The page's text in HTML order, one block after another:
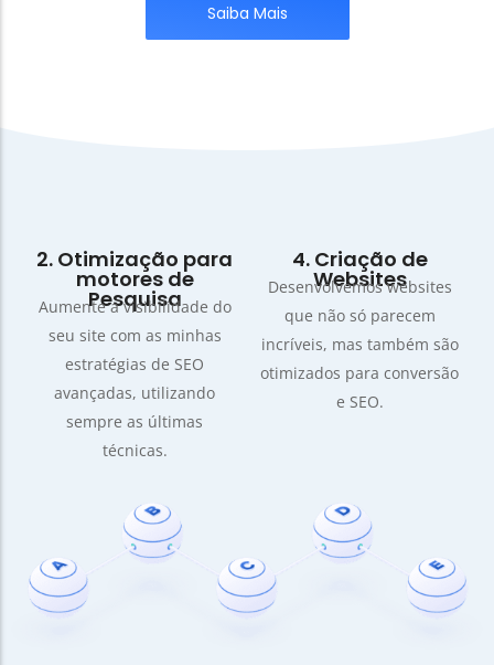
Saiba Mais
2. Otimização para
motores de
Pesquisa
Aumente a visibilidade do
seu site com as minhas
estratégias de SEO
avançadas, utilizando
sempre as últimas
técnicas.
4. Criação de
Websites
Desenvolvemos websites
que não só parecem
incríveis, mas também são
otimizados para conversão
e SEO.